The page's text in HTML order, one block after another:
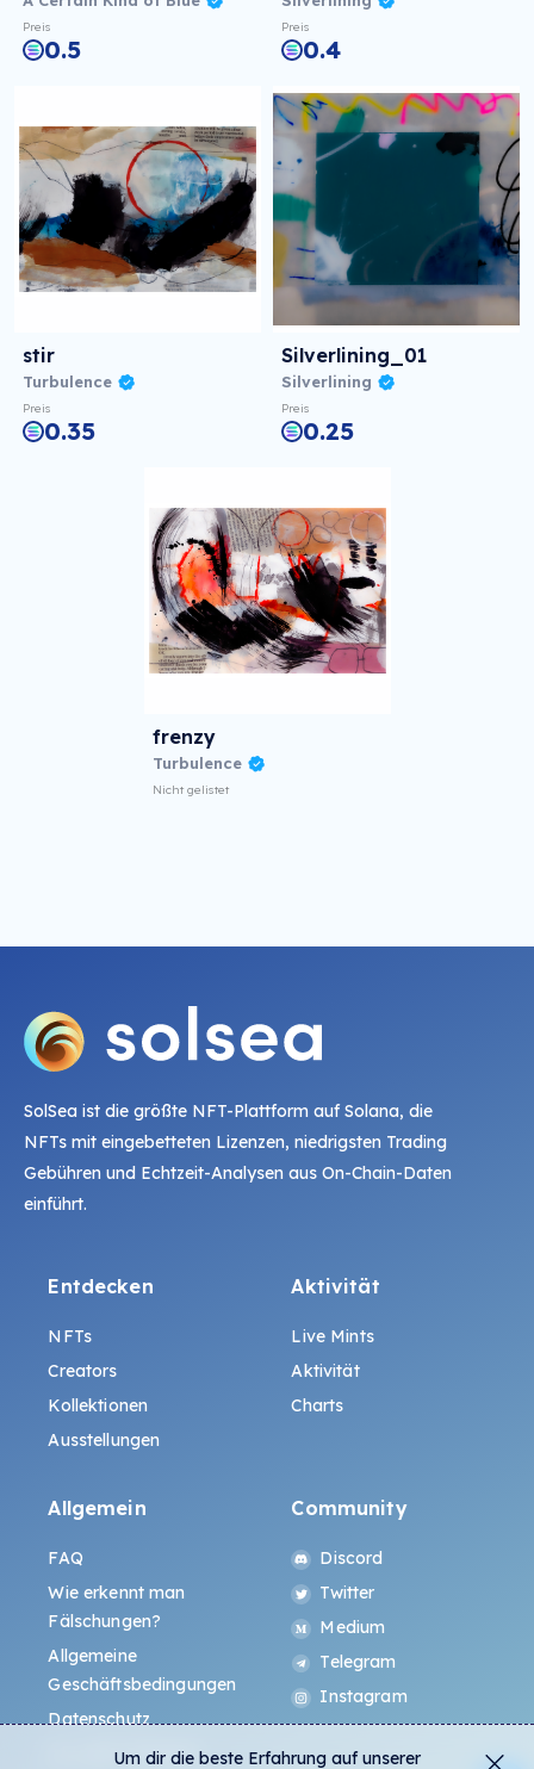
Preis
0.5
Preis
0.4
stir
Turbulence
Preis
0.35
Silverlining_01
Silverlining
Preis
0.25
frenzy
Turbulence
Nicht gelistet
SolSea ist die größte NFT-Plattform auf Solana, die
NFTs mit eingebetteten Lizenzen, niedrigsten Trading
Gebühren und Echtzeit-Analysen aus On-Chain-Daten
einführt.
Entdecken
NFTs
Creators
Kollektionen
Ausstellungen
Aktivität
Live Mints
Aktivität
Charts
Allgemein
FAQ
Wie erkennt man
Fälschungen?
Allgemeine
Geschäftsbedingungen
Datenschutz
ALL.ART Protocol
Community
Discord
Twitter
Medium
Telegram
Instagram
Um dir die beste Erfahrung auf unserer